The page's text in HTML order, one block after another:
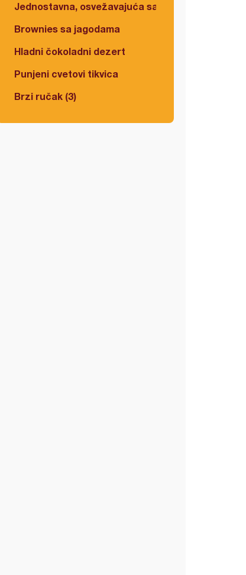
Jednostavna, osvežavajuća salata
Brownies sa jagodama
Hladni čokoladni dezert
Punjeni cvetovi tikvica
Brzi ručak (3)